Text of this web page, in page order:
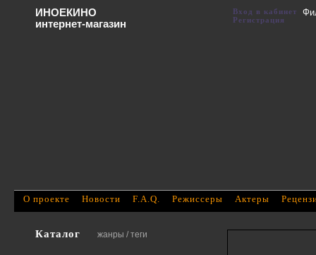
Каталог жанры / теги
О проекте Новости F.A.Q. Режиссеры Актеры
ИНОЕКИНО
интернет-магазин
Вход в кабинет
Регистрация